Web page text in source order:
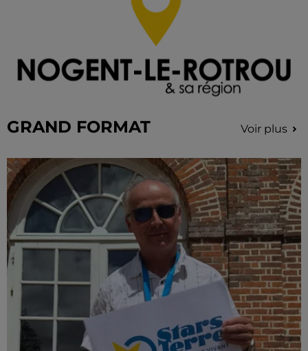
GRAND FORMAT Voir plus